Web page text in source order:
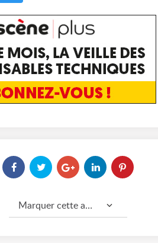
Marquer cette annonce comme...